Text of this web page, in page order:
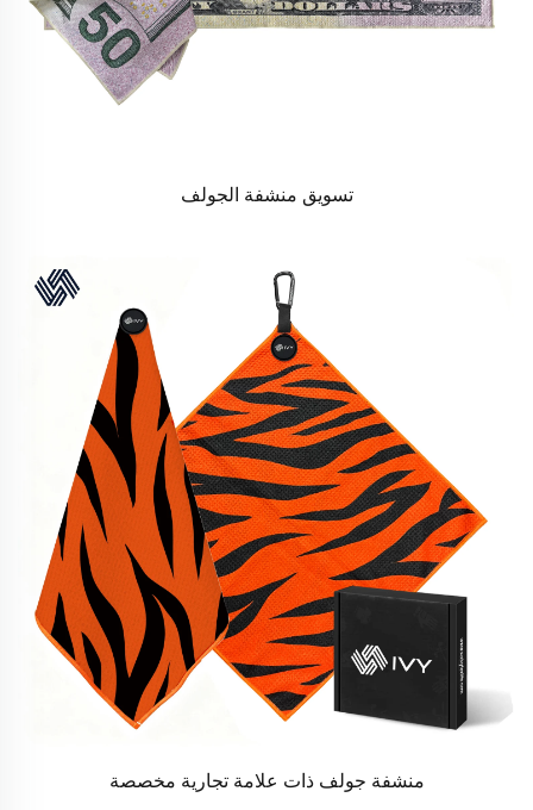
تسويق منشفة الجولف
منشفة جولف ذات علامة تجارية مخصصة